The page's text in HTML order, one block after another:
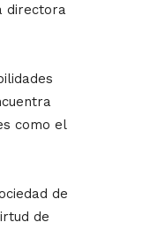
directora
como el
de
de